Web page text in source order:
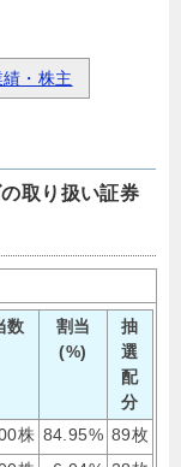
績・株主
取り扱い証券
数
割当
(%)
抽
選
配
分
株 84.95% 89枚